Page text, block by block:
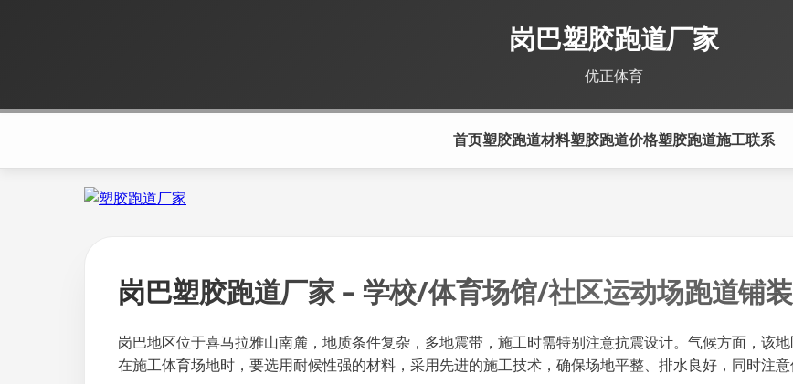
岗巴塑胶跑道厂家
优正体育
首页塑胶跑道材料塑胶跑道价格塑胶跑道施工联系
岗巴塑胶跑道厂家 – 学校/体育场馆/社区运动场跑道铺装
岗巴地区位于喜马拉雅山南麓，地质条件复杂，多地震带，施工时需特别注意抗震设计。气候方面，该
在施工体育场地时，要选用耐候性强的材料，采用先进的施工技术，确保场地平整、排水良好，同时注意